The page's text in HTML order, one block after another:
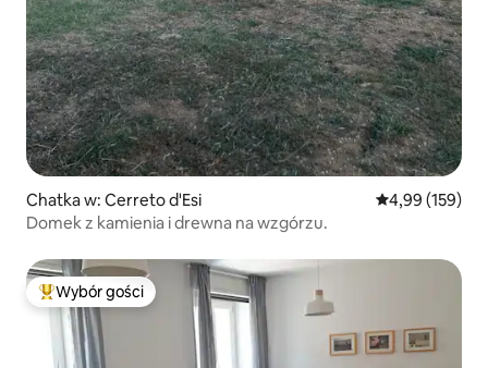
Chatka w: Cerreto d'Esi Średnia
4,99 (159)
Domek z kamienia i drewna na wzgórzu.
Najpopularniejsze z kategorii Wybór gości
Wybór gości